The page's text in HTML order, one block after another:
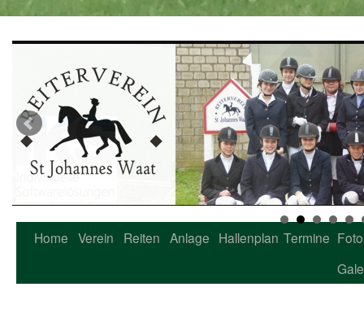
Zum
Home Verein Reiten Anlage Hallenplan Termine